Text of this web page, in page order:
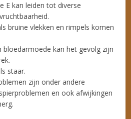
E kan leiden tot diverse
bruine vlekken en rimpels komen
bloedarmoede kan het gevolg zijn
staar.
zijn onder andere
en ook afwijkingen